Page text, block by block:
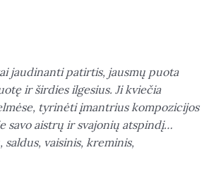
jaudinanti patirtis, jausmų puota
ir širdies ilgesius. Ji kviečia
tyrinėti įmantrius kompozicijos
savo aistrų ir svajonių atspindį…
saldus, vaisinis, kreminis,